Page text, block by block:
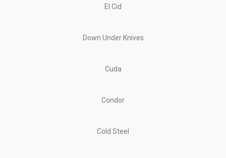
El Cid
Down Under Knives
Cuda
Condor
Cold Steel